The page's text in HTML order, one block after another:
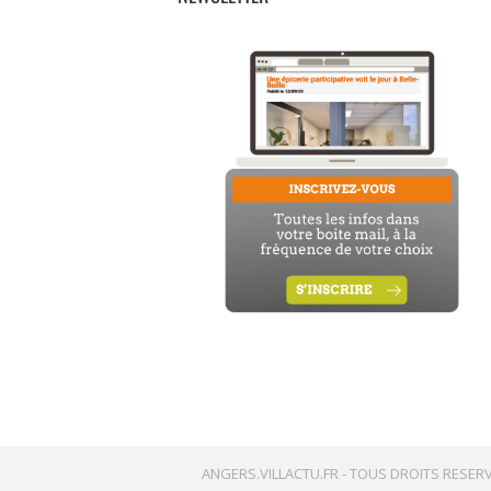
ANGERS.VILLACTU.FR -TOUS DROITS